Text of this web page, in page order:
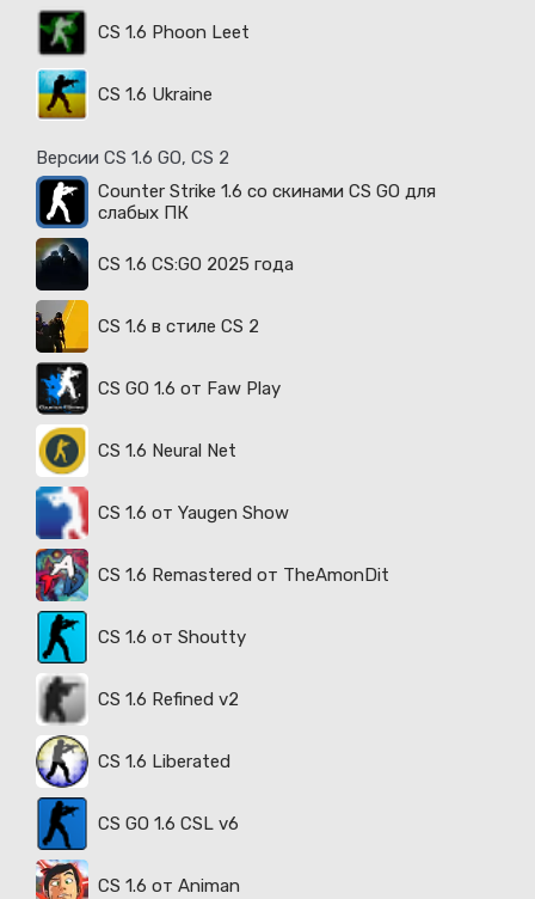
CS 1.6 Phoon Leet
CS 1.6 Ukraine
Версии CS 1.6 GO, CS 2
Counter Strike 1.6 со скинами CS GO для
слабых ПК
CS 1.6 CS:GO 2025 года
CS 1.6 в стиле CS 2
CS GO 1.6 от Faw Play
CS 1.6 Neural Net
CS 1.6 от Yaugen Show
CS 1.6 Remastered от TheAmonDit
CS 1.6 от Shoutty
CS 1.6 Refined v2
CS 1.6 Liberated
CS GO 1.6 CSL v6
CS 1.6 от Animan